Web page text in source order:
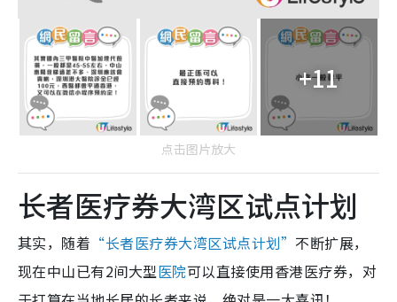
+11
点击图片放大
长者医疗券大湾区试点计划
其实，随着 “长者医疗券大湾区试点计划” 不断扩展，
现在中山已有2间大型医院可以直接使用香港医疗券，对